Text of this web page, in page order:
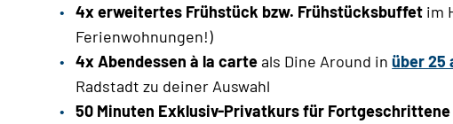
4x erweitertes Frühstück bzw. Frühstücksbuffet im
Ferienwohnungen!)
4xAbendessen à la carteals Dine Around inüber 25
Radstadt zu deiner Auswahl
50 Minuten Exklusiv-Privatkurs für Fortgeschrittene